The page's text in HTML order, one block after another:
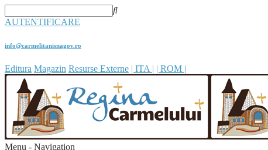
AUTENTIFICARE
info@carmelitanisnagov.ro
Editura Magazin Resurse Externe | ITA | | ROM |
Menu - Navigation